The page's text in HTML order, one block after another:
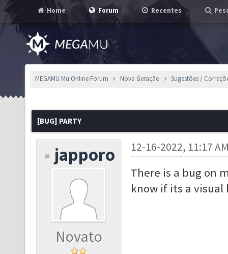
Home Forum Recentes
MEGAMU Mu Online Forum Nova Geração Sugestões /
[BUG] PARTY
japporo
Novato
12-16-2022, 11:17
There is a bug on
know if its a visual